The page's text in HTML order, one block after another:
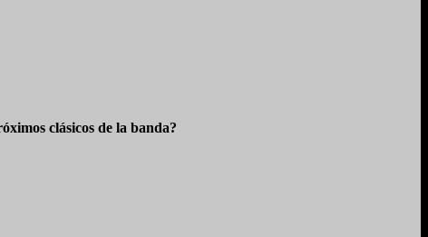
clásicos de la banda?